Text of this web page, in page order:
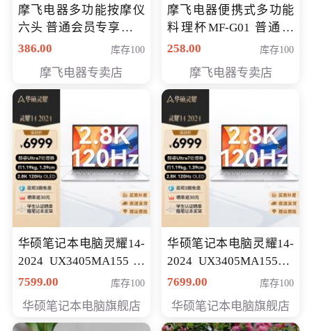
摩飞电器多功能按摩仪
六头 普通会员专享价格
199元
386.00 库存100
摩飞电器专卖店
摩飞电器便携式多功能
料理杯MF-G01 普通会
员专享价格118元
258.00 库存100
摩飞电器专卖店
华硕笔记本电脑灵耀14-
2024 UX3405MA155冰
川银 oled 智慧轻薄本 会
7599.00 库存100
华硕笔记本电脑旗舰店
华硕笔记本电脑灵耀14-
2024 UX3405MA155夜
空蓝 oled 智慧轻薄本 会
7699.00 库存100
华硕笔记本电脑旗舰店